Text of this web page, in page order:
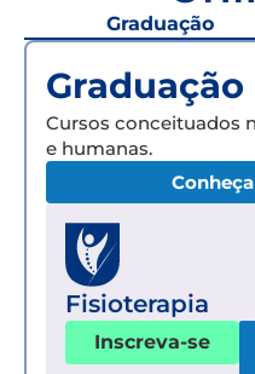
Graduação
Graduação
Cursos conceituados
e humanas.
Fisioterapia
Inscreva-se